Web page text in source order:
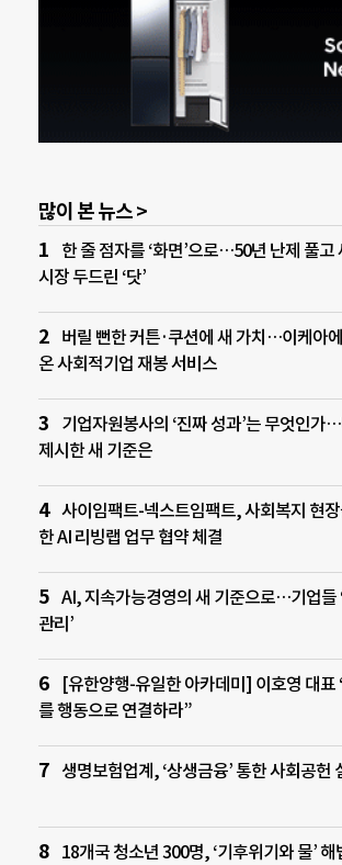
많이 본 뉴스 >
한 줄 점자를 ‘화면’으로…50년 난제 풀고
시장 두드린 ‘닷’
버릴 뻔한 커튼·쿠션에 새 가치…이케아
온 사회적기업 재봉 서비스
기업자원봉사의 ‘진짜 성과’는 무엇인가
제시한 새 기준은
사이임팩트-넥스트임팩트, 사회복지 현장
한 AI 리빙랩 업무 협약 체결
AI, 지속가능경영의 새 기준으로…기업들
관리’
[유한양행-유일한 아카데미] 이호영 대표
를 행동으로 연결하라”
생명보험업계, ‘상생금융’ 통한 사회공헌
18개국 청소년 300명, ‘기후위기와 물’ 해